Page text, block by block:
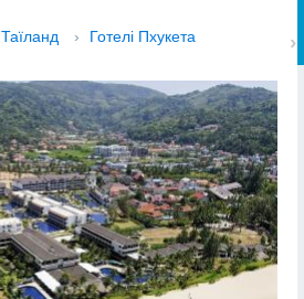
Таїланд › Готелі Пхукета